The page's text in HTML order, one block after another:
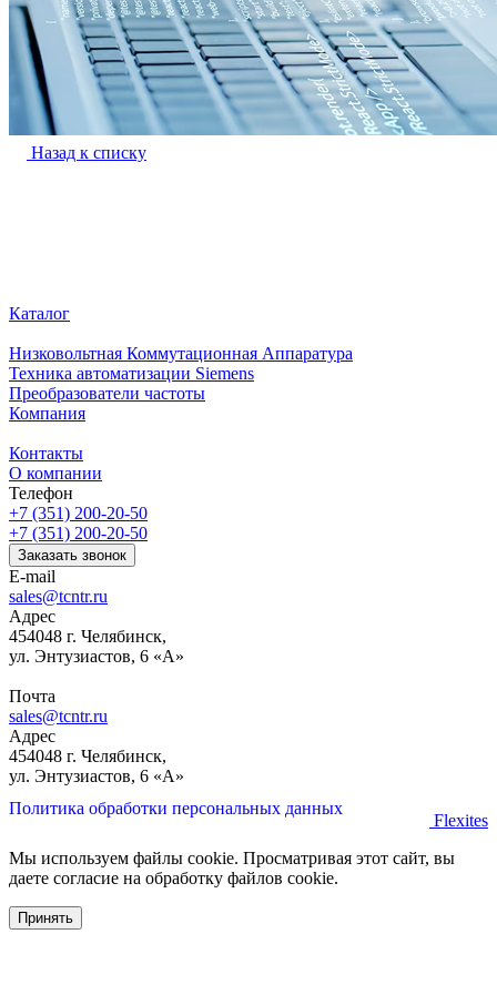
Назад к списку
Каталог
Низковольтная Коммутационная Аппаратура
Техника автоматизации Siemens
Преобразователи частоты
Компания
Контакты
О компании
Телефон
+7 (351) 200-20-50
+7 (351) 200-20-50
Заказать звонок
E-mail
sales@tcntr.ru
Адрес
454048 г. Челябинск,
ул. Энтузиастов, 6 «А»
Почта
sales@tcntr.ru
Адрес
454048 г. Челябинск,
ул. Энтузиастов, 6 «А»
Политика обработки персональных данных
Flexites
Мы используем файлы cookie. Просматривая этот сайт, вы
даете согласие на обработку файлов cookie.
Принять